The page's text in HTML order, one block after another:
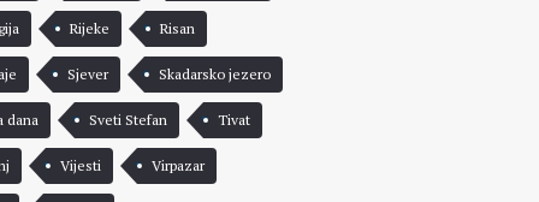
Rijeke Risan
Sjever Skadarsko jezero
dana Sveti Stefan Tivat
Vijesti Virpazar